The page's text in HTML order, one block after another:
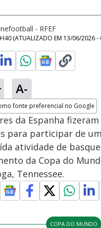
- RFEF
(ATUALIZADO EM 13/06/2026 -
A-
fonte preferencial no Google
window
da Espanha
para participar de
atividade de
da Copa do
Tennessee.
COPA DO MUNDO